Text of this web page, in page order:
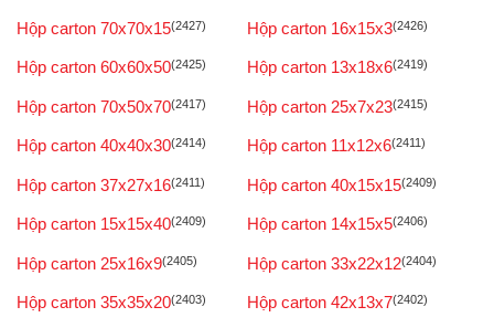
Hộp carton 70x70x15(2427) Hộp carton 16x15x3(2426)
Hộp carton 60x60x50(2425) Hộp carton 13x18x6(2419)
Hộp carton 70x50x70(2417) Hộp carton 25x7x23(2415)
Hộp carton 40x40x30(2414) Hộp carton 11x12x6(2411)
Hộp carton 37x27x16(2411) Hộp carton 40x15x15(2409)
Hộp carton 15x15x40(2409) Hộp carton 14x15x5(2406)
Hộp carton 25x16x9(2405) Hộp carton 33x22x12(2404)
Hộp carton 35x35x20(2403) Hộp carton 42x13x7(2402)